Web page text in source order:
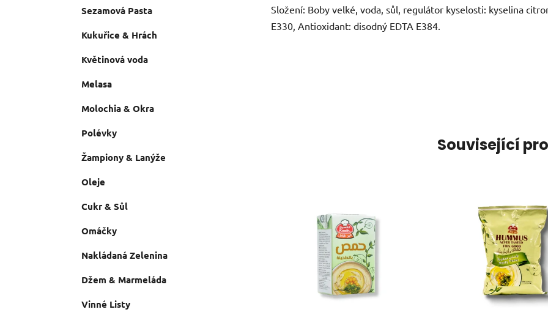
Sezamová Pasta
Kukuřice & Hrách
Květinová voda
Melasa
Molochia & Okra
Polévky
Žampiony & Lanýže
Oleje
Cukr & Sůl
Omáčky
Nakládaná Zelenina
Džem & Marmeláda
Vinné Listy
Složení: Boby velké, voda, sůl, regulátor kyselosti: kyselina
E330, Antioxidant: disodný EDTA E384.
Související